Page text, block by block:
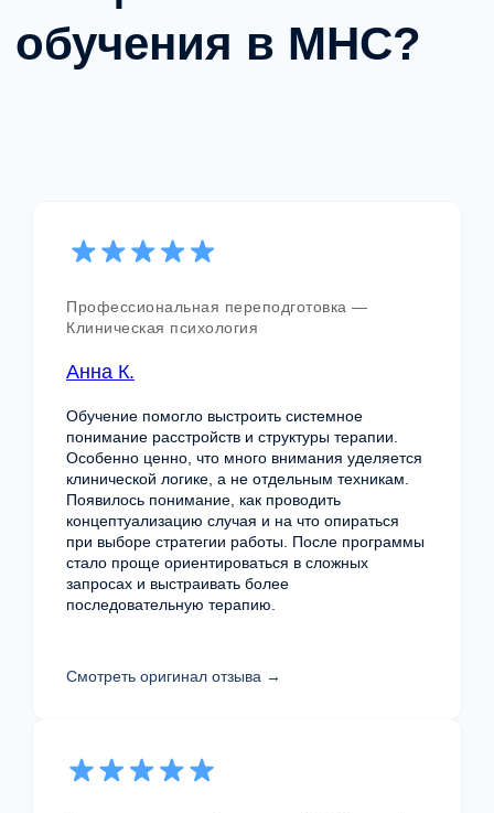
Профессиональная переподготовка —
Клиническая психология
Анна К.
Обучение помогло выстроить системное
понимание расстройств и структуры терапии.
Особенно ценно, что много внимания уделяется
клинической логике, а не отдельным техникам.
Появилось понимание, как проводить
концептуализацию случая и на что опираться
при выборе стратегии работы. После программы
стало проще ориентироваться в сложных
запросах и выстраивать более
последовательную терапию.
Смотреть оригинал отзыва →
Обучение построено как последовательная
система: теория, практика, супервизия и
система подготовки
Лекции, семинары и практические занятия
Курсы выстроены по логике
профессионального роста — от базовых
принципов к специализации.
Системная программа обучения